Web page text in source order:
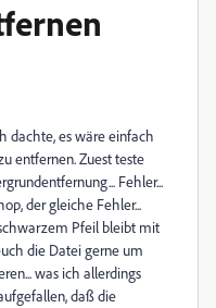
dachte, es wäre einfach
entfernen. Zuest teste
Fehler...
der gleiche Fehler...
Pfeil bleibt mit
die Datei gerne um
was ich allerdings
daß die